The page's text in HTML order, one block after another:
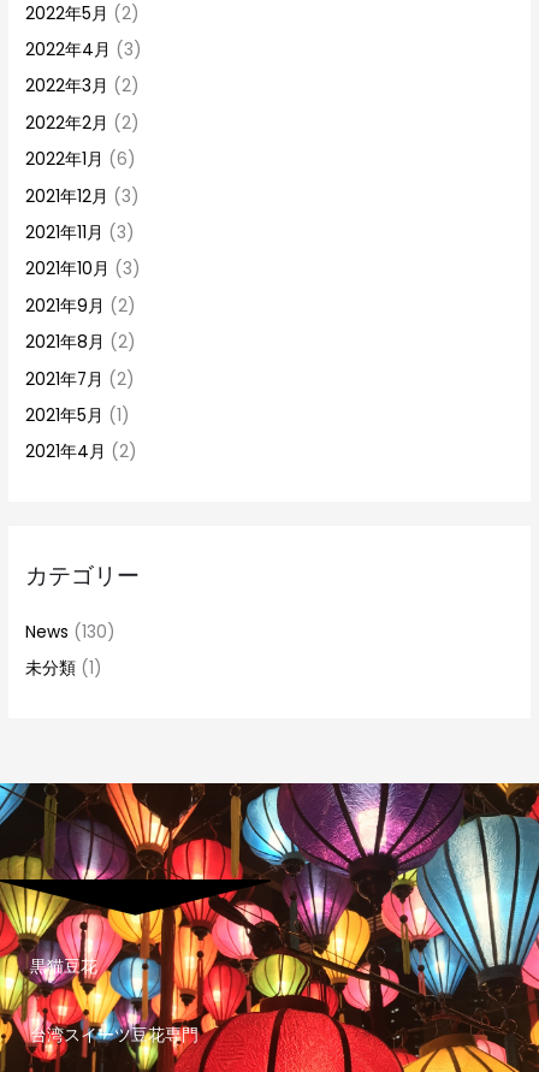
2022年5月 (2)
2022年4月 (3)
2022年3月 (2)
2022年2月 (2)
2022年1月 (6)
2021年12月 (3)
2021年11月 (3)
2021年10月 (3)
2021年9月 (2)
2021年8月 (2)
2021年7月 (2)
2021年5月 (1)
2021年4月 (2)
カテゴリー
News (130)
未分類 (1)
黒猫豆花
台湾スイーツ豆花専門